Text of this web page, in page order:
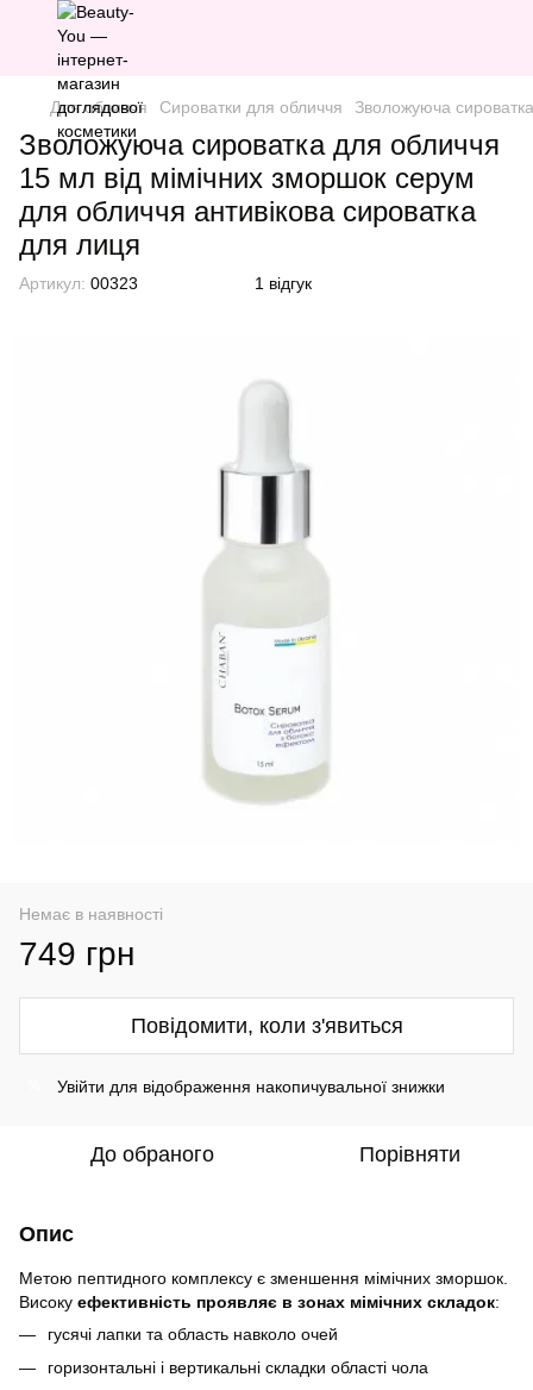
Для обличчя Сироватки для обличчя Зволожуюча
Зволожуюча сироватка для обличчя
15 мл від мімічних зморшок серум
для обличчя антивікова сироватка
для лиця
Артикул: 00323 1 відгук
Немає в наявності
749 грн
Повідомити, коли з'явиться
Увійти для відображення накопичувальної знижки
До обраного Порівняти
Опис
Метою пептидного комплексу є зменшення мімічних зморшок.
Високу ефективність проявляє в зонах мімічних складок:
гусячі лапки та область навколо очей
горизонтальні і вертикальні складки області чола